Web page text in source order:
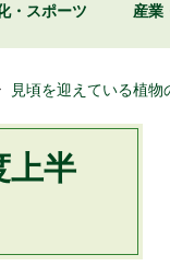
・ スポーツ 産業
見頃を迎えている植
上半